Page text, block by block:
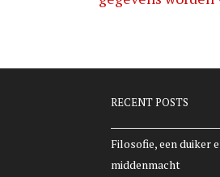
RECENT POSTS
Filosofie, een duiker
middenmacht